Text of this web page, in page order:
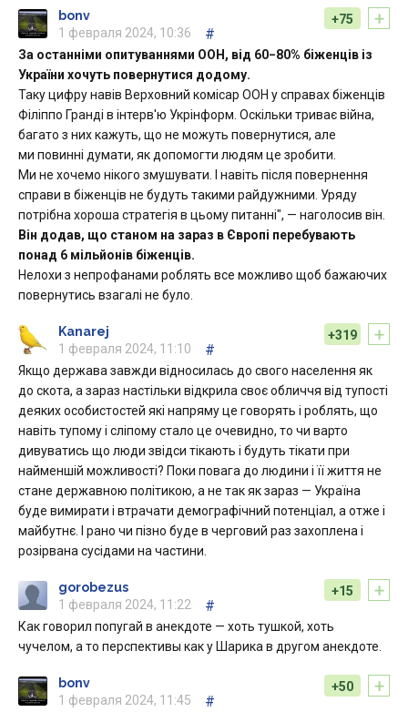
+
+75
bonv
1 февраля 2024, 10:36
#
За останніми опитуваннями ООН, від 60−80% біженців із
України хочуть повернутися додому.
Таку цифру навів Верховний комісар ООН у справах біженців
Філіппо Гранді в інтерв'ю Укрінформ. Оскільки триває війна,
багато з них кажуть, що не можуть повернутися, але
ми повинні думати, як допомогти людям це зробити.
Ми не хочемо нікого змушувати. І навіть після повернення
справи в біженців не будуть такими райдужними. Уряду
потрібна хороша стратегія в цьому питанні", — наголосив він.
Він додав, що станом на зараз в Європі перебувають
понад 6 мільйонів біженців.
Нелохи з непрофанами роблять все можливо щоб бажаючих
повернутись взагалі не було.
+
+319
Kanarej
1 февраля 2024, 11:10
#
Якщо держава завжди відносилась до свого населення як
до скота, а зараз настільки відкрила своє обличчя від тупості
деяких особистостей які напряму це говорять і роблять, що
навіть тупому і сліпому стало це очевидно, то чи варто
дивуватись що люди звідси тікають і будуть тікати при
найменшій можливості? Поки повага до людини і її життя не
стане державною політикою, а не так як зараз — Україна
буде вимирати і втрачати демографічний потенціал, а отже і
майбутнє. І рано чи пізно буде в черговий раз захоплена і
розірвана сусідами на частини.
+
+15
gorobezus
1 февраля 2024, 11:22
#
Как говорил попугай в анекдоте — хоть тушкой, хоть
чучелом, а то перспективы как у Шарика в другом анекдоте.
+
+50
bonv
1 февраля 2024, 11:45
#